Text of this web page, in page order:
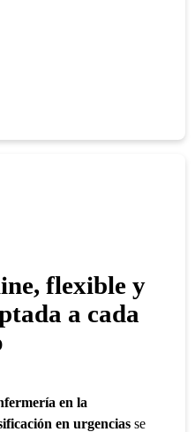
flexible y
a cada
en la
en urgenciasse